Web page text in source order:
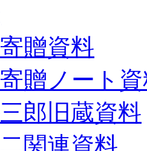
贈資料
贈ノート
郎旧蔵資料
関連資料